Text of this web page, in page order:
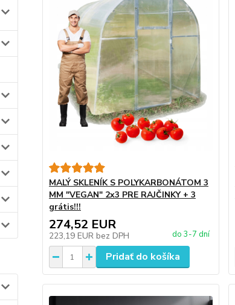
MALÝ SKLENÍK S POLYKARBONÁTOM 3
MM "VEGAN" 2x3 PRE RAJČINKY + 3
grátis!!!
274,52 EUR
223,19 EUR bez DPH do 3-7 dní
Pridať do košíka